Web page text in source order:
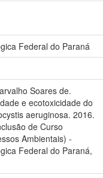
Federal do Paraná
Soares de.
e ecotoxicidade do
aeruginosa. 2016.
de Curso
Ambientais) -
Federal do Paraná,